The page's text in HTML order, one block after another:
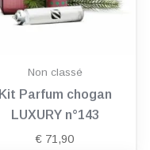
Non classé
Kit Parfum chogan
LUXURY n°143
€ 71,90